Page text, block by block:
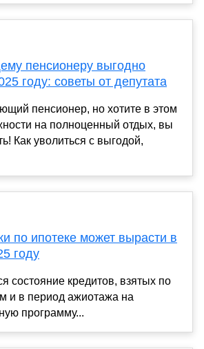
пенсионеру выгодно
году: советы от депутата
пенсионер, но хотите в этом
на полноценный отдых, вы
Как уволиться с выгодой,
по ипотеке может вырасти в
году
состояние кредитов, взятых по
и в период ажиотажа на
программу...